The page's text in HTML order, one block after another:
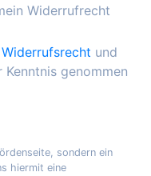
Widerrufrecht
Widerrufsrecht und
Kenntnis genommen
sondern ein
hiermit eine